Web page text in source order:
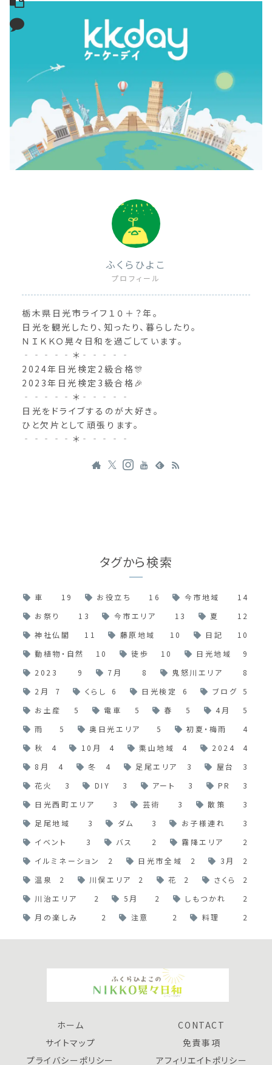
ふくらひよこ
プロフィール
栃木県日光市ライフ１０＋？年。
日光を観光したり、知ったり、暮らしたり。
ＮＩＫＫＯ晃々日和を過ごしています。
‐‐‐‐‐＊‐‐‐‐‐
2024年日光検定2級合格🎊
2023年日光検定3級合格🎉
‐‐‐‐‐＊‐‐‐‐‐
日光をドライブするのが大好き。
ひと欠片として頑張ります。
‐‐‐‐‐＊‐‐‐‐‐
タグから検索
車 19 お役立ち 16 今市地域
14
お祭り
13 今市エリア 13 夏
12
神社仏閣
11 藤原地域 10 日記
10
動植物・自然
10 徒歩 10 日光地域
9
2023
9 7月 8 鬼怒川エリア
8
2月
7 くらし 6 日光検定 6 ブログ
5
お土産
5 電車 5 春 5 4月
5
雨
5 奥日光エリア 5 初夏・梅雨
4
秋
4 10月 4 栗山地域 4 2024
4
8月
4 冬 4 足尾エリア 3 屋台
3
花火
3 DIY 3 アート 3 PR
3
日光西町エリア
3 芸術 3 散策
3
足尾地域
3 ダム 3 お子様連れ
3
イベント
3 バス 2 霧降エリア
2
イルミネーション
2 日光市全域 2 3月
2
温泉
2 川俣エリア 2 花 2 さくら
2
川治エリア
2 5月 2 しもつかれ
2
月の楽しみ
2 注意 2 料理 2
ホーム
CONTACT
サイトマップ
免責事項
プライバシーポリシー
アフィリエイトポリシー